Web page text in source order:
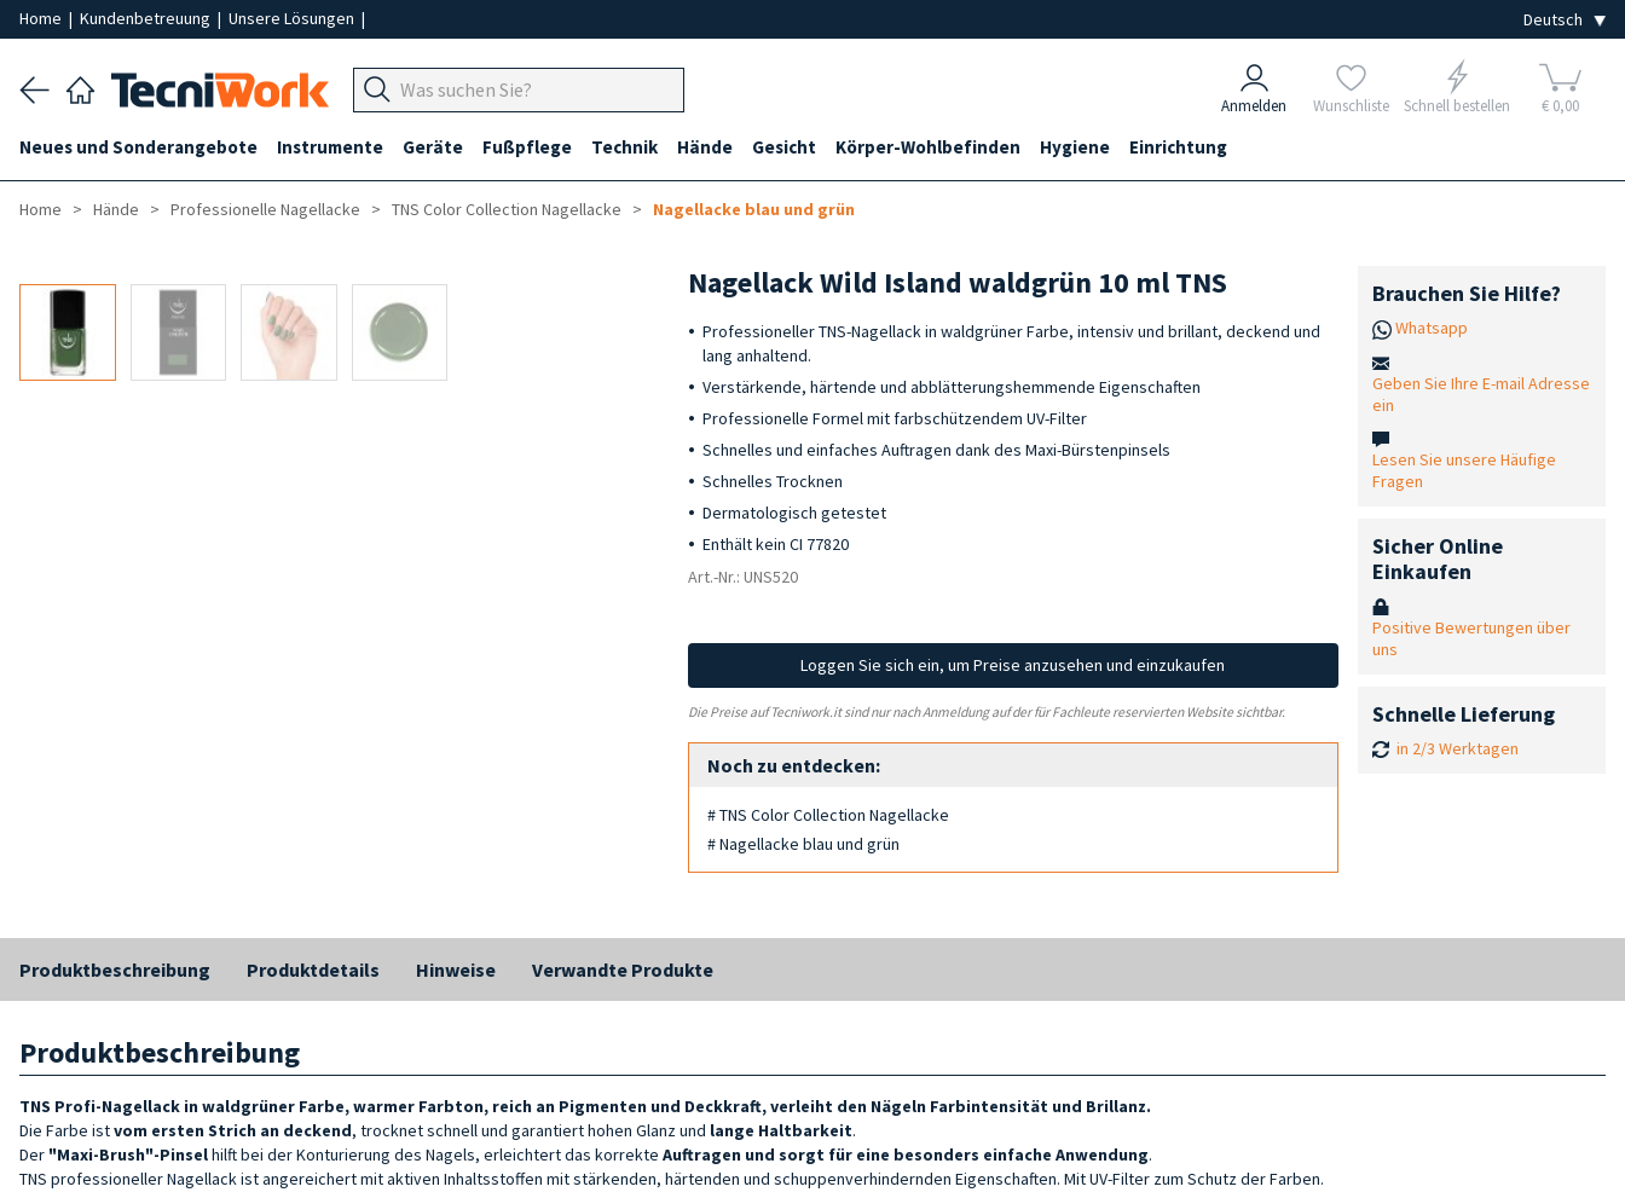
Home | Kundenbetreuung | Unsere Lösungen |
Anmelden Wunschliste Schnell bestellen € 0,00
Neues und Sonderangebote Instrumente Geräte Fußpflege Technik Hände Gesicht Körper-Wohlbefinden Hygiene Einrichtung
Home Hände Professionelle Nagellacke TNS Color Collection Nagellacke Nagellacke blau und grün
Nagellack Wild Island waldgrün 10 ml TNS
Professioneller TNS-Nagellack in waldgrüner Farbe, intensiv und brillant, deckend und
lang anhaltend.
Verstärkende, härtende und abblätterungshemmende Eigenschaften
Professionelle Formel mit farbschützendem UV-Filter
Schnelles und einfaches Auftragen dank des Maxi-Bürstenpinsels
Schnelles Trocknen
Dermatologisch getestet
Enthält kein CI 77820
Art.-Nr.: UNS520
Loggen Sie sich ein, um Preise anzusehen und einzukaufen
Die Preise auf Tecniwork.it sind nur nach Anmeldung auf der für Fachleute reservierten Website sichtbar.
Noch zu entdecken:
# TNS Color Collection Nagellacke
# Nagellacke blau und grün
Brauchen Sie Hilfe?
Whatsapp
Geben Sie Ihre E-mail Adresse
ein
Lesen Sie unsere Häufige
Fragen
Sicher Online
Einkaufen
Positive Bewertungen über
uns
Schnelle Lieferung
in 2/3 Werktagen
Produktbeschreibung Produktdetails Hinweise Verwandte Produkte
Produktbeschreibung
TNS Profi-Nagellack in waldgrüner Farbe, warmer Farbton, reich an Pigmenten und Deckkraft, verleiht den Nägeln Farbintensität und Brillanz.
Die Farbe istvom ersten Strich an deckend, trocknet schnell und garantiert hohen Glanz und lange Haltbarkeit.
Der "Maxi-Brush"-Pinselhilft bei der Konturierung des Nagels, erleichtert das korrekte Auftragen und sorgt für eine besonders einfache Anwendung.
TNS professioneller Nagellack ist angereichert mit aktiven Inhaltsstoffen mit stärkenden, härtenden und schuppenverhindernden Eigenschaften. Mit UV-Filter zum Schutz der Farben.